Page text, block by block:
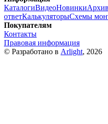
КаталогиВидеоНовинки
ответКалькуляторыСхемы
Покупателям
Контакты
Правовая информация
© Разработано в Arlight, 2026